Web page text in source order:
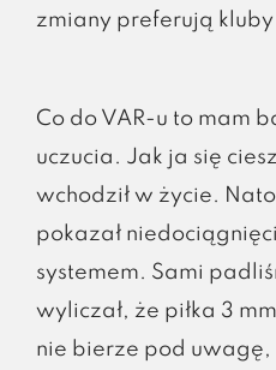
zmiany preferują
Co do VAR-u to mam
uczucia. Jak ja się
wchodził w życie.
pokazał
systemem. Sami
wyliczał, że piłka 3
nie bierze pod uwagę,